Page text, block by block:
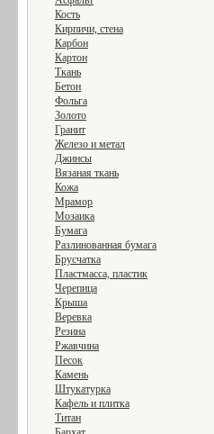
Кость
Кирпичи, стена
Карбон
Картон
Ткань
Бетон
Фольга
Золото
Гранит
Железо и метал
Джинсы
Вязаная ткань
Кожа
Мрамор
Мозаика
Бумага
Разлинованная бумага
Брусчатка
Пластмасса, пластик
Черепица
Крыша
Веревка
Резина
Ржавчина
Песок
Камень
Штукатурка
Кафель и плитка
Титан